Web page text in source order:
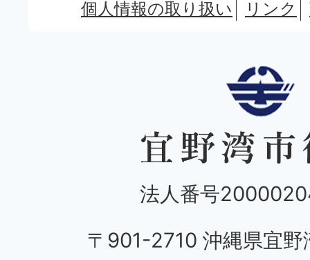
個人情報の取り扱い リンク
法人番号
〒901-2710 沖縄県宜野